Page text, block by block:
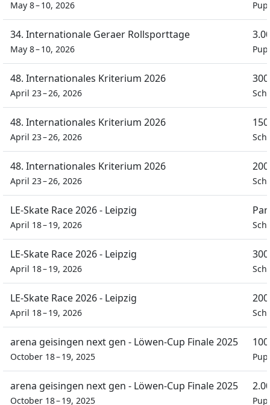
May 8 – 10, 2026
34. Internationale Geraer Rollsporttage
May 8 – 10, 2026
48. Internationales Kriterium 2026
April 23 – 26, 2026
48. Internationales Kriterium 2026
April 23 – 26, 2026
48. Internationales Kriterium 2026
April 23 – 26, 2026
LE-Skate Race 2026 - Leipzig
April 18 – 19, 2026
LE-Skate Race 2026 - Leipzig
April 18 – 19, 2026
LE-Skate Race 2026 - Leipzig
April 18 – 19, 2026
arena geisingen next gen - Löwen-Cup Finale 2025
October 18 – 19, 2025
arena geisingen next gen - Löwen-Cup Finale 2025
October 18 – 19, 2025